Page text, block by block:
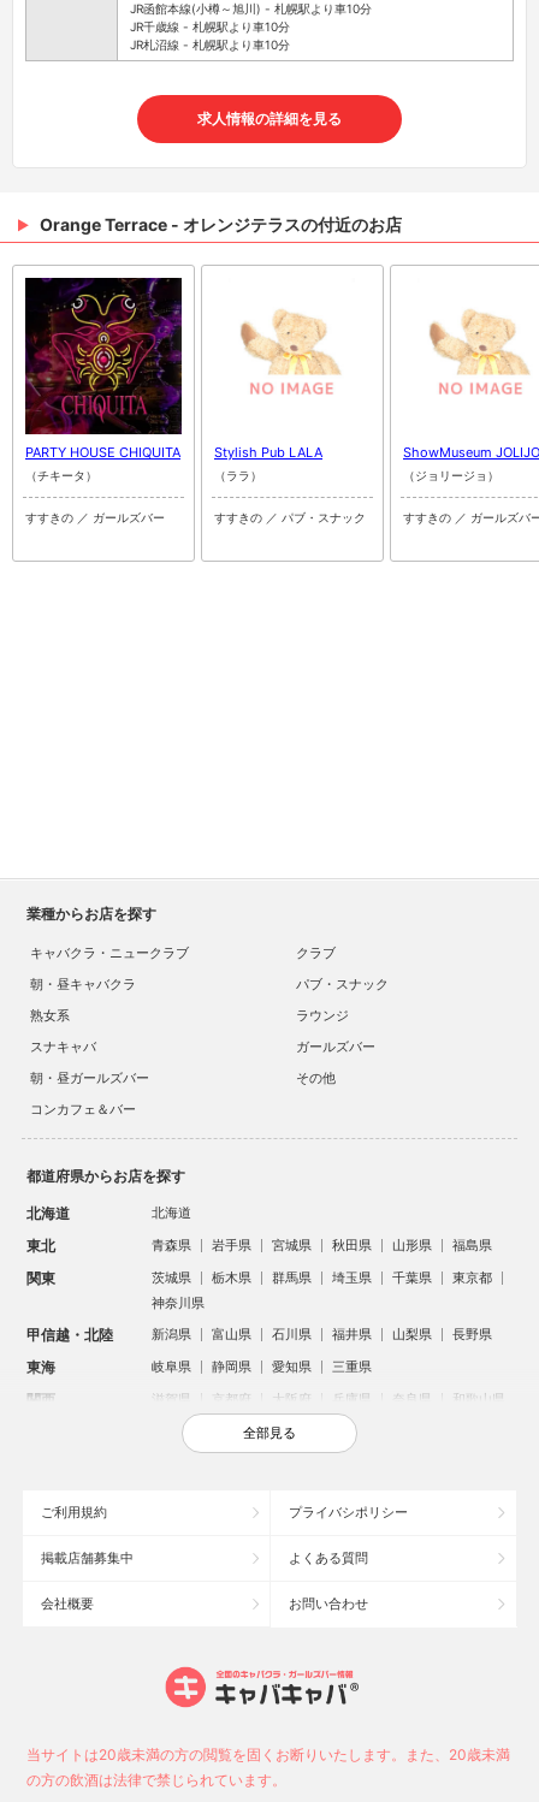
JR函館本線(小樽～旭川) - 札幌駅より車10分
JR千歳線 - 札幌駅より車10分
JR札沼線 - 札幌駅より車10分
求人情報の詳細を見る
Orange Terrace - オレンジテラスの付近のお店
PARTY HOUSE CHIQUITA
（チキータ）
すすきの ／ ガールズバー
Stylish Pub LALA
（ララ）
すすきの ／ パブ・スナック
ShowMuseum JOLIJO
（ジョリージョ）
すすきの ／ ガールズバ
業種からお店を探す
キャバクラ・ニュークラブ
クラブ
朝・昼キャバクラ
パブ・スナック
熟女系
ラウンジ
スナキャバ
ガールズバー
朝・昼ガールズバー
その他
コンカフェ＆バー
都道府県からお店を探す
北海道 北海道
東北 青森県 岩手県 宮城県 秋田県 山形県 福島県
関東 茨城県 栃木県 群馬県 埼玉県 千葉県
東京都
神奈川県
甲信越・北陸 新潟県 富山県 石川県 福井県 山梨県 長野県
東海 岐阜県 静岡県 愛知県 三重県
関西 滋賀県 京都府 大阪府 兵庫県 奈良県 和歌山県
鳥取県 島根県 岡山県 広島県
沖縄県
大宮のキャバクラ
新潟市のキャバクラ
池袋駅（西口）のキャバクラ
中洲のキャバクラ
宇都宮市のキャバクラ
全部見る
ご利用規約 プライバシポリシー
掲載店舗募集中 よくある質問
会社概要 お問い合わせ
当サイトは20歳未満の方の閲覧を固くお断りいたします。また、20歳未満
の方の飲酒は法律で禁じられています。